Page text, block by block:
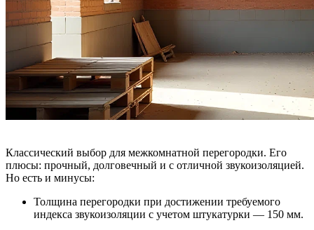
Классический выбор для межкомнатной перегородки. Его
плюсы: прочный, долговечный и с отличной звукоизоляцией.
Но есть и минусы:
Толщина перегородки при достижении требуемого
индекса звукоизоляции с учетом штукатурки — 150 мм.